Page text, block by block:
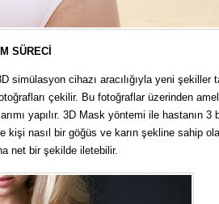
SÜRECİ
simülasyon cihazı aracılığıyla yeni şekiller
çekilir. Bu fotoğraflar üzerinden
yapılır. 3D Mask yöntemi ile hastanın 3
nasıl bir göğüs ve karın şekline sahip
net bir şekilde iletebilir.